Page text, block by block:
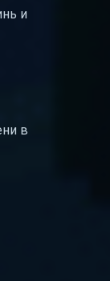
и
в